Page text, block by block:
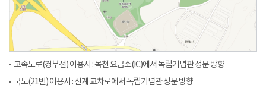
고속도로(경부선) 이용시 : 목천 요금소(IC)에서 독립기념관 정문 방향
국도(21번) 이용시 : 신계 교차로에서 독립기념관 정문 방향